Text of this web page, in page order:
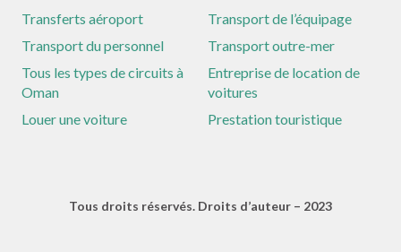
Transferts aéroport
Transport du personnel
Tous les types de circuits à
Oman
Louer une voiture
Transport de l’équipage
Transport outre-mer
Entreprise de location de
voitures
Prestation touristique
Tous droits réservés. Droits d’auteur – 2023